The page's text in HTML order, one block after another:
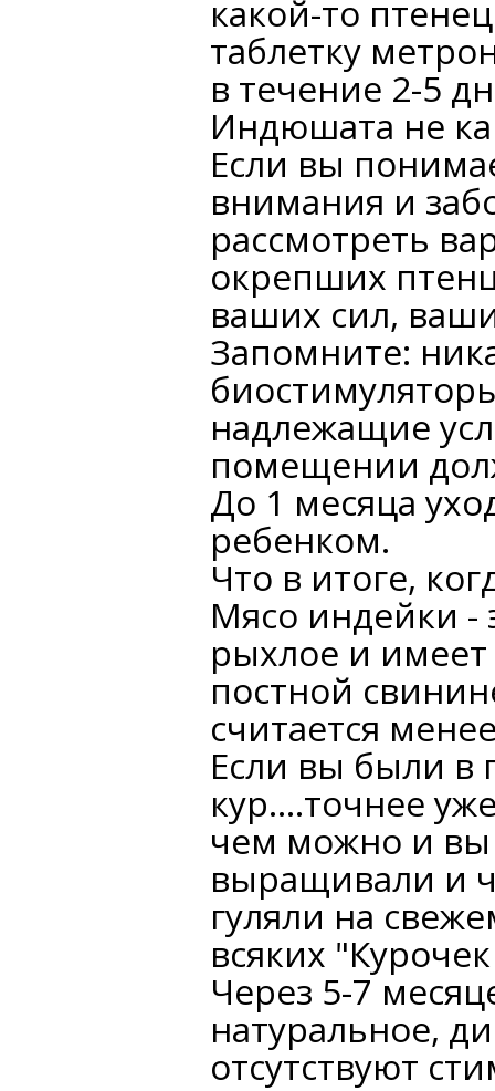
какой-то
таблетку
в течение 2-5
Индюшата не
Если вы
внимания и
рассмотреть
окрепших
ваших сил,
Запомните:
надлежащие
помещении
До 1 месяца
ребенком.
Что в итоге,
Мясо индейки -
рыхлое и
постной
считается
Если вы были в
кур....точнее
чем можно и вы
выращивали и
гуляли на
всяких
Через 5-7
натуральное,
отсутствуют